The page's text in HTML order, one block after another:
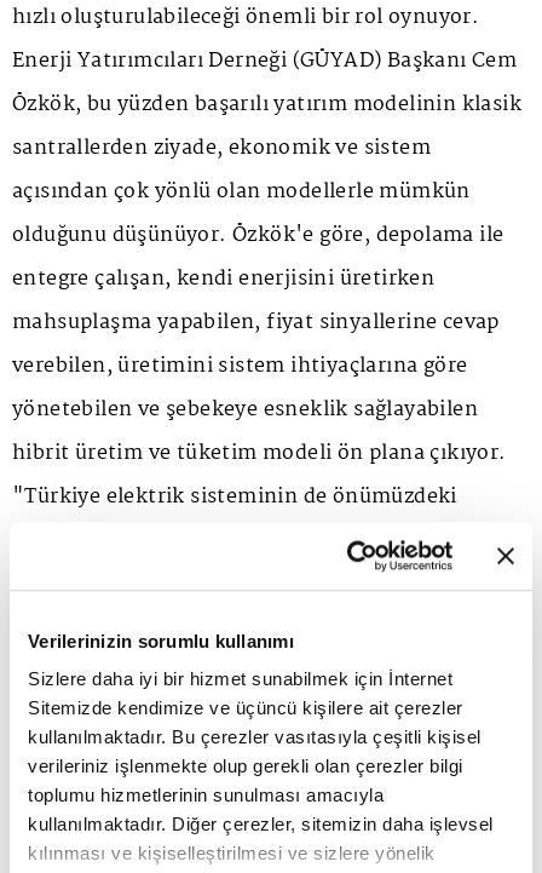
Verilerinizin sorumlu kullanımı
Sizlere daha iyi bir hizmet sunabilmek için İnternet
Sitemizde kendimize ve üçüncü kişilere ait çerezler
kullanılmaktadır. Bu çerezler vasıtasıyla çeşitli kişisel
verileriniz işlenmekte olup gerekli olan çerezler bilgi
toplumu hizmetlerinin sunulması amacıyla
kullanılmaktadır. Diğer çerezler, sitemizin daha işlevsel
kılınması ve kişiselleştirilmesi ve sizlere yönelik
hızlı oluşturulabileceği önemli bir rol oynuyor.
Enerji Yatırımcıları Derneği (GÜYAD) Başkanı Cem
Özkök, bu yüzden başarılı yatırım modelinin klasik
santrallerden ziyade, ekonomik ve sistem
açısından çok yönlü olan modellerle mümkün
olduğunu düşünüyor. Özkök'e göre, depolama ile
entegre çalışan, kendi enerjisini üretirken
mahsuplaşma yapabilen, fiyat sinyallerine cevap
verebilen, üretimini sistem ihtiyaçlarına göre
yönetebilen ve şebekeye esneklik sağlayabilen
hibrit üretim ve tüketim modeli ön plana çıkıyor.
"Türkiye elektrik sisteminin de önümüzdeki
dönemde bu yöne doğru evrilmesi bekleniyor"
diyen Özkök, dönüşüm hızında üç temel unsurun
rol oynadığına değiniyor. Bu üç unsur; şebeke
bağlantı kapasitesinin genişletilmesi, depolama
yatırımlarının ekonomik olarak anlamlı hale
geldiği piyasa oluşturulması ve düzenleyici
çerçevenin yatırımcılar ve finans kuruluşları
tarafından daha öngörülebilir bir yapıya